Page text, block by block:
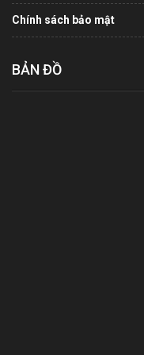
Chính sách bảo mật
BẢN ĐỒ